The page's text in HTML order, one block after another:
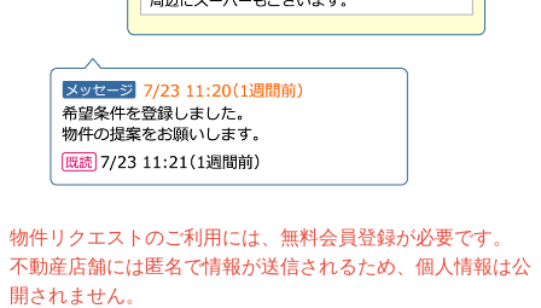
物件リクエストのご利用には、無料会員登録が必要です。
不動産店舗には匿名で情報が送信されるため、個人情報は公
開されません。